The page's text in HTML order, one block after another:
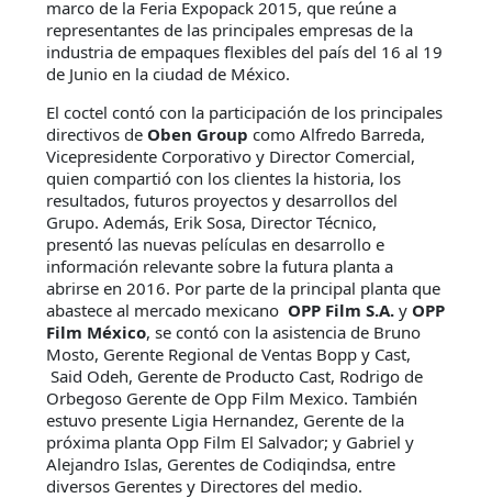
marco de la Feria Expopack 2015, que reúne a
representantes de las principales empresas de la
industria de empaques flexibles del país del 16 al 19
de Junio en la ciudad de México.
El coctel contó con la participación de los principales
directivos de Oben Group como Alfredo Barreda,
Vicepresidente Corporativo y Director Comercial,
quien compartió con los clientes la historia, los
resultados, futuros proyectos y desarrollos del
Grupo. Además, Erik Sosa, Director Técnico,
presentó las nuevas películas en desarrollo e
información relevante sobre la futura planta a
abrirse en 2016. Por parte de la principal planta que
abastece al mercado mexicano OPP Film S.A. y OPP
Film México, se contó con la asistencia de Bruno
Mosto, Gerente Regional de Ventas Bopp y Cast,
Said Odeh, Gerente de Producto Cast, Rodrigo de
Orbegoso Gerente de Opp Film Mexico. También
estuvo presente Ligia Hernandez, Gerente de la
próxima planta Opp Film El Salvador; y Gabriel y
Alejandro Islas, Gerentes de Codiqindsa, entre
diversos Gerentes y Directores del medio.